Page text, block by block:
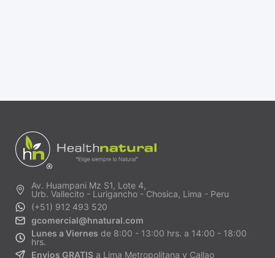
Av. Huampani Mz S1, Lote 4,
Urb. Vallecito - Lurigancho - Chosica, Lima - Peru
(+51) 912 493 520
gcomercial@hnatural.com
Lunes a Viernes de 8:00 - 13:00 hrs. a 14:00 - 18:00
hrs.
Envios GRATIS a Lima Metropolitana y Callao